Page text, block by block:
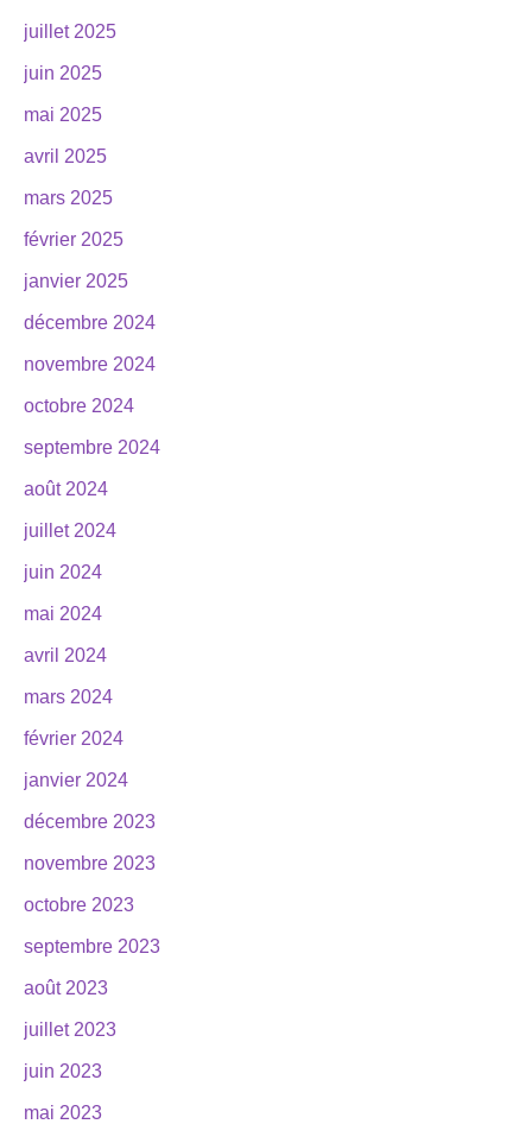
juillet 2025
juin 2025
mai 2025
avril 2025
mars 2025
février 2025
janvier 2025
décembre 2024
novembre 2024
octobre 2024
septembre 2024
août 2024
juillet 2024
juin 2024
mai 2024
avril 2024
mars 2024
février 2024
janvier 2024
décembre 2023
novembre 2023
octobre 2023
septembre 2023
août 2023
juillet 2023
juin 2023
mai 2023